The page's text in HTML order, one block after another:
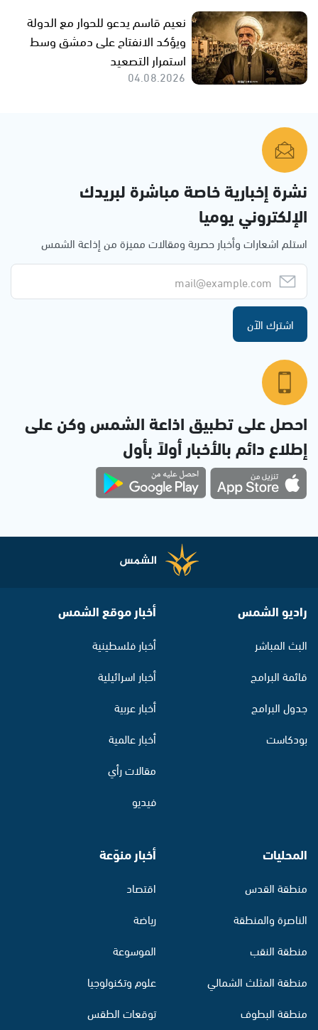
نعيم قاسم يدعو للحوار مع الدولة
ويؤكد الانفتاح على دمشق وسط
استمرار التصعيد
04.08.2026
نشرة إخبارية خاصة مباشرة لبريدك
الإلكتروني يوميا
استلم اشعارات وأخبار حصرية ومقالات مميزة من إذاعة الشمس
اشترك الآن
احصل على تطبيق اذاعة الشمس وكن على
إطلاع دائم بالأخبار أولاً بأول
راديو الشمس
البث المباشر
قائمة البرامج
جدول البرامج
بودكاست
أخبار موقع الشمس
أخبار فلسطينية
أخبار اسرائيلية
أخبار عربية
أخبار عالمية
مقالات رأي
فيديو
المحليات
منطقة القدس
الناصرة والمنطقة
منطقة النقب
منطقة المثلث الشمالي
منطقة البطوف
أخبار منوّعة
اقتصاد
رياضة
الموسوعة
علوم وتكنولوجيا
توقعات الطقس